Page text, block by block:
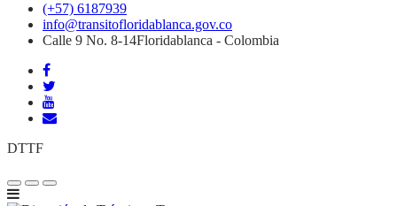
(+57) 6187939
info@transitofloridablanca.gov.co
Calle 9 No. 8-14Floridablanca - Colombia
DTTF